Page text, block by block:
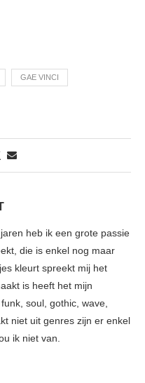
GAE VINCI
heb ik een grote passie
die is enkel nog maar
kleurt spreekt mij het
is heeft het mijn
soul, gothic, wave,
niet uit genres zijn er enkel
ik niet van.